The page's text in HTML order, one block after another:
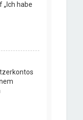
habe